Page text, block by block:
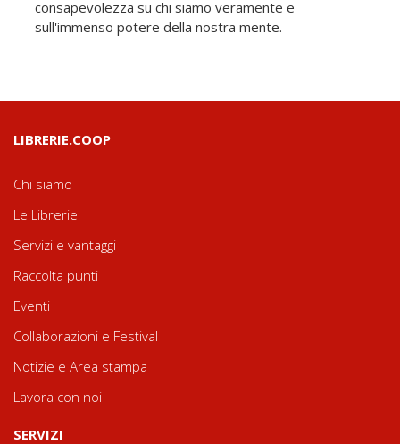
consapevolezza su chi siamo veramente e
sull'immenso potere della nostra mente.
LIBRERIE.COOP
Chi siamo
Le Librerie
Servizi e vantaggi
Raccolta punti
Eventi
Collaborazioni e Festival
Notizie e Area stampa
Lavora con noi
SERVIZI